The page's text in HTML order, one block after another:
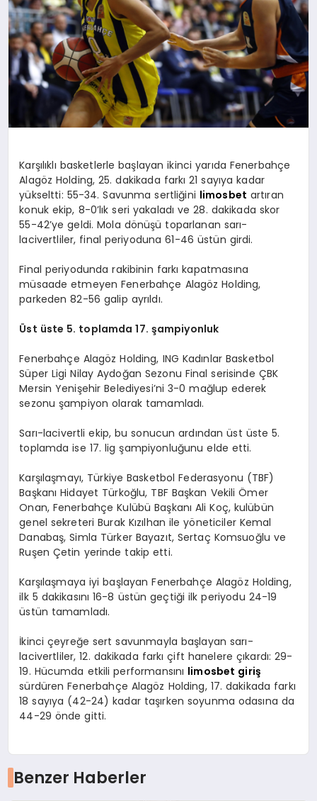
KIMDIR?
HESAPLAMALAR
Karşılıklı basketlerle başlayan ikinci yarıda Fenerbahçe
Alagöz Holding, 25. dakikada farkı 21 sayıya kadar
yükseltti: 55-34. Savunma sertliğini limosbet artıran
konuk ekip, 8-0’lık seri yakaladı ve 28. dakikada skor
55-42’ye geldi. Mola dönüşü toparlanan sarı-
lacivertliler, final periyoduna 61-46 üstün girdi.
Final periyodunda rakibinin farkı kapatmasına
müsaade etmeyen Fenerbahçe Alagöz Holding,
parkeden 82-56 galip ayrıldı.
Üst üste 5. toplamda 17. şampiyonluk
Fenerbahçe Alagöz Holding, ING Kadınlar Basketbol
Süper Ligi Nilay Aydoğan Sezonu Final serisinde ÇBK
Mersin Yenişehir Belediyesi’ni 3-0 mağlup ederek
sezonu şampiyon olarak tamamladı.
Sarı-lacivertli ekip, bu sonucun ardından üst üste 5.
toplamda ise 17. lig şampiyonluğunu elde etti.
Karşılaşmayı, Türkiye Basketbol Federasyonu (TBF)
Başkanı Hidayet Türkoğlu, TBF Başkan Vekili Ömer
Onan, Fenerbahçe Kulübü Başkanı Ali Koç, kulübün
genel sekreteri Burak Kızılhan ile yöneticiler Kemal
Danabaş, Simla Türker Bayazıt, Sertaç Komsuoğlu ve
Ruşen Çetin yerinde takip etti.
Karşılaşmaya iyi başlayan Fenerbahçe Alagöz Holding,
ilk 5 dakikasını 16-8 üstün geçtiği ilk periyodu 24-19
üstün tamamladı.
İkinci çeyreğe sert savunmayla başlayan sarı-
lacivertliler, 12. dakikada farkı çift hanelere çıkardı: 29-
19. Hücumda etkili performansını limosbet giriş
sürdüren Fenerbahçe Alagöz Holding, 17. dakikada farkı
18 sayıya (42-24) kadar taşırken soyunma odasına da
44-29 önde gitti.
Benzer Haberler